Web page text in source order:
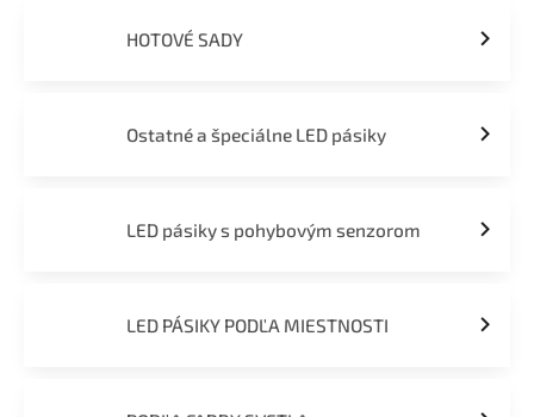
HOTOVÉ SADY
Ostatné a špeciálne LED pásiky
LED pásiky s pohybovým senzorom
LED PÁSIKY PODĽA MIESTNOSTI